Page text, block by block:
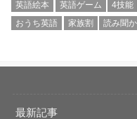
英語絵本
英語ゲーム 4技能
おうち英語
家族割 読み聞
最新記事